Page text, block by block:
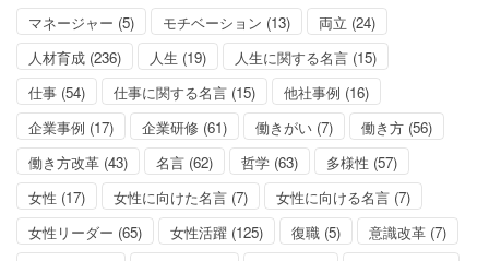
マネージャー (5) モチベーション (13) 両立 (24)
人材育成 (236) 人生 (19) 人生に関する名言 (15)
仕事 (54) 仕事に関する名言 (15) 他社事例 (16)
企業事例 (17) 企業研修 (61) 働きがい (7) 働き方 (56)
働き方改革 (43) 名言 (62) 哲学 (63) 多様性 (57)
女性 (17) 女性に向けた名言 (7) 女性に向ける名言 (7)
女性リーダー (65) 女性活躍 (125) 復職 (5) 意識改革 (7)